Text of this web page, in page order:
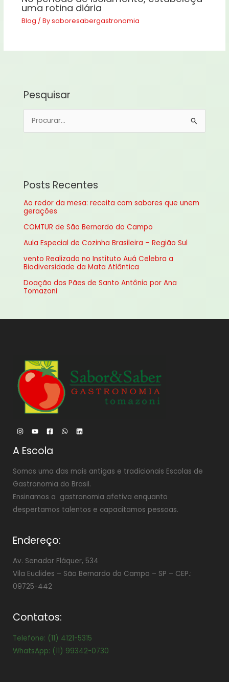
uma rotina diária
Blog / Bysaboresabergastronomia
Pesquisar
i
s
p
o
:
Posts Recentes
Ao redor da mesa: receita com sabores que unem
gerações
COMTUR de São Bernardo do Campo
Aula Especial de Cozinha Brasileira – Região Sul
vento Realizado no Instituto Auá Celebra a
Biodiversidade da Mata Atlântica
Doação dos Pães de Santo Antônio por Ana
Tomazoni
A Escola
Somos uma das mais antigas e tradicionais Escolas de
Gastronomia do Brasil.
Ensinamos a gastronomia afetiva enquanto
despertamos talentos e capacitamos pessoas.
Endereço:
Av. Senador Fláquer, 534
Vila Euclides – São Bernardo do Campo – SP – CEP.:
09725-442
Contatos:
Telefone: (11) 4121-5315
WhatsApp: (11) 99342-0730